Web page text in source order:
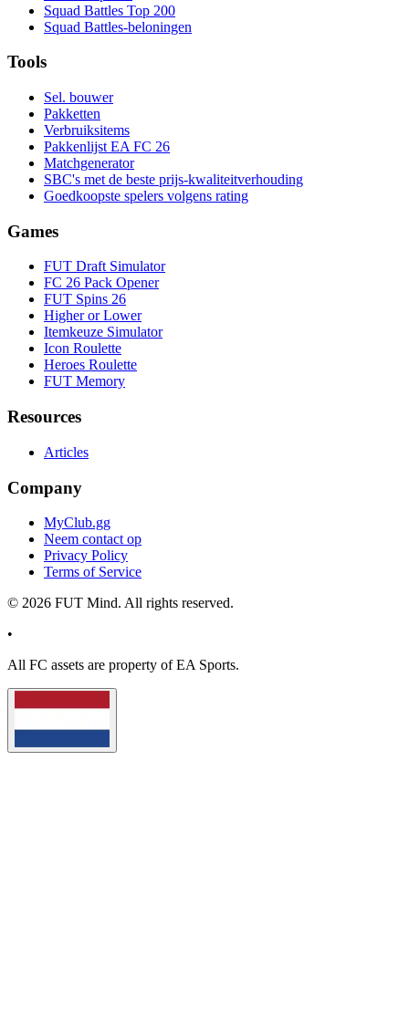
Squad Battles Top 200
Squad Battles-beloningen
Tools
Sel. bouwer
Pakketten
Verbruiksitems
Pakkenlijst EA FC 26
Matchgenerator
SBC's met de beste prijs-kwaliteitverhouding
Goedkoopste spelers volgens rating
Games
FUT Draft Simulator
FC 26 Pack Opener
FUT Spins 26
Higher or Lower
Itemkeuze Simulator
Icon Roulette
Heroes Roulette
FUT Memory
Resources
Articles
Company
MyClub.gg
Neem contact op
Privacy Policy
Terms of Service
© 2026 FUT Mind. All rights reserved.
•
All FC assets are property of EA Sports.